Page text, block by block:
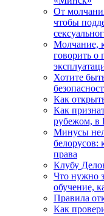
От
чтобы
Молчание,
говорить о
Хотите
Как
Как
рубежом, в
Минусы
белорусов:
права
Клубу
Что нужно
обучение,
Правила
Как